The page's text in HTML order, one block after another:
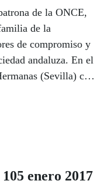
de la ONCE,
de la
de compromiso y
andaluza. En el
(Sevilla) con
enero 2017